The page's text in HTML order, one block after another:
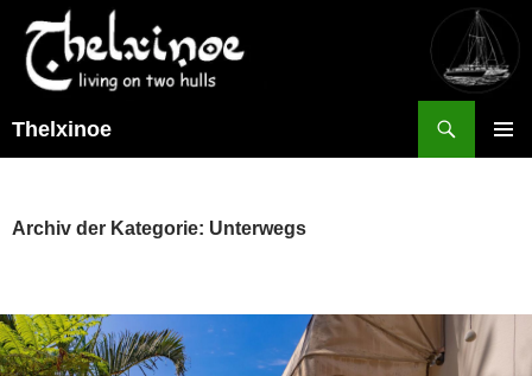
Thelxinoe
Archiv der Kategorie: Unterwegs